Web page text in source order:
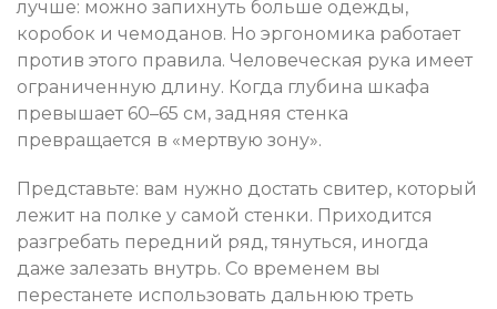
лучше: можно запихнуть больше одежды,
коробок и чемоданов. Но эргономика работает
против этого правила. Человеческая рука имеет
ограниченную длину. Когда глубина шкафа
превышает 60–65 см, задняя стенка
превращается в «мертвую зону».
Представьте: вам нужно достать свитер, который
лежит на полке у самой стенки. Приходится
разгребать передний ряд, тянуться, иногда
даже залезать внутрь. Со временем вы
перестанете использовать дальнюю треть